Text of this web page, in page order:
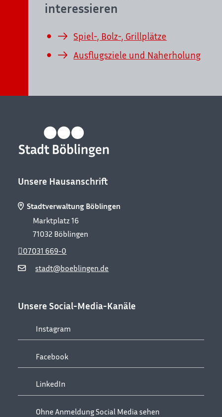
interessieren
Spiel-, Bolz-, Grillplätze
Ausflugsziele und Naherholung
Unsere Hausanschrift
Stadtverwaltung Böblingen
Marktplatz 16
71032 Böblingen
stadt@boeblingen.de
07031 669-0
Unsere Social-Media-Kanäle
Instagram
Facebook
LinkedIn
Ohne Anmeldung Social Media sehen